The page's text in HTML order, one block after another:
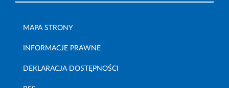
MAPA STRONY
INFORMACJE PRAWNE
DEKLARACJA DOSTĘPNOŚCI